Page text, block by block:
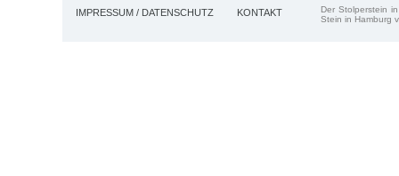
IMPRESSUM / DATENSCHUTZ KONTAKT
Der Stolperstein
Stein in Hamburg